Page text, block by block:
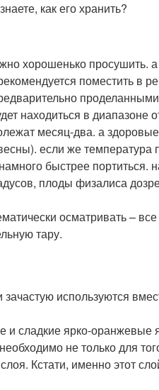
хорошенько просушить. а
поместить в
находиться в диапазоне
месяц-два. а
если же температура
быстрее портиться.
плоды физалиса
осматривать –
тару.
используются
сладкие ярко-оранжевые
не только для
Кстати, именно этот